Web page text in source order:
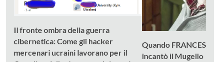
Il fronte ombra della guerra
cibernetica: Come gli hacker
mercenari ucraini lavorano per il
Quando
incantò il Mugello